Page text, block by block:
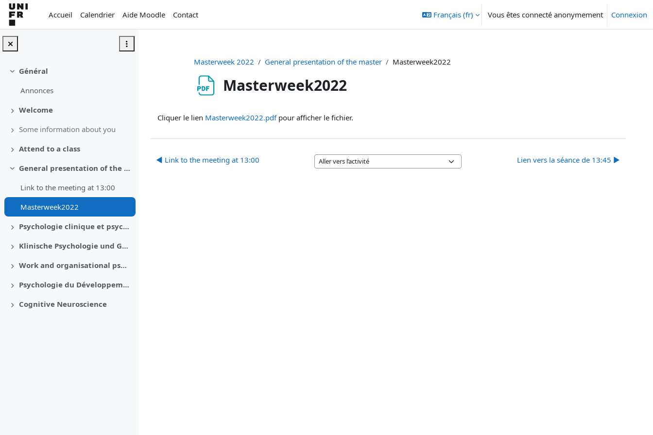
Passer au contenu principal
Accueil
Calendrier Aide Moodle Contact Français ‎(fr)‎ Vous êtes connecté anonymement Connexion
Replier
Général
Annonces
Déplier
Welcome
Déplier
Some information about you
Déplier
Attend to a class
Replier
General presentation of the master
Link to the meeting at 13:00
Masterweek2022
Déplier Psychologie clinique et psychologie de la santé
Déplier Klinische Psychologie und Gesundheitspsychologie
Déplier Work and organisational psychology
Déplier Psychologie du Développement et Scolaire
Déplier
Cognitive Neuroscience
Masterweek 2022 General presentation of the master Masterweek2022
Masterweek2022
Cliquer le lien Masterweek2022.pdfpour afficher le fichier.
◀︎ Link to the meeting at 13:00
Aller vers l’activité
Lien vers la séance de 13:45 ▶︎